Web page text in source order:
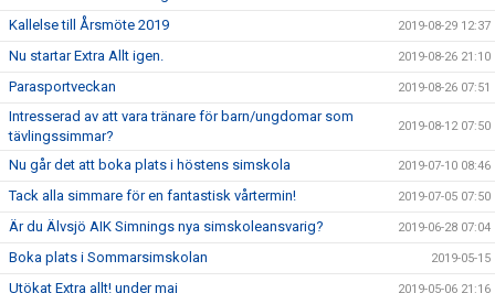
Kallelse till Årsmöte 2019 2019-08-29 12:37
Nu startar Extra Allt igen. 2019-08-26 21:10
Parasportveckan 2019-08-26 07:51
Intresserad av att vara tränare för barn/ungdomar som
tävlingssimmar?
2019-08-12 07:50
Nu går det att boka plats i höstens simskola 2019-07-10 08:46
Tack alla simmare för en fantastisk vårtermin! 2019-07-05 07:50
Är du Älvsjö AIK Simnings nya simskoleansvarig? 2019-06-28 07:04
Boka plats i Sommarsimskolan 2019-05-15
Utökat Extra allt! under maj 2019-05-06 21:16